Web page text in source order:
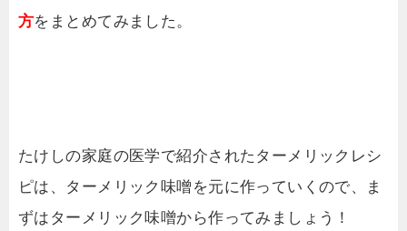
方をまとめてみました。
たけしの家庭の医学で紹介されたターメリックレシ
ピは、ターメリック味噌を元に作っていくので、ま
ずはターメリック味噌から作ってみましょう！